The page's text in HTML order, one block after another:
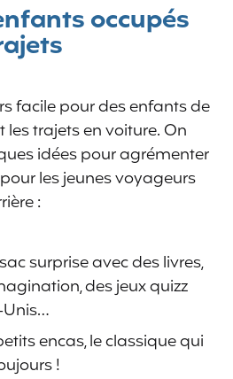
occupés
facile pour des enfants de
trajets en voiture. On
idées pour agrémenter
les jeunes voyageurs
:
surprise avec des livres,
des jeux quizz
Unis…
encas, le classique qui
!